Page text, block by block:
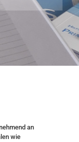
an
wie